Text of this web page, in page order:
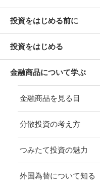
投資をはじめる前に
投資をはじめる
金融商品について学ぶ
金融商品を見る目
分散投資の考え方
つみたて投資の魅力
外国為替について知る